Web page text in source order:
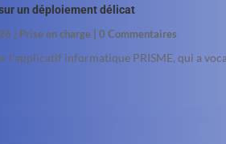
un déploiement délicat
Prise en charge | 0 Commentaires
l’applicatif informatique PRISME, qui a